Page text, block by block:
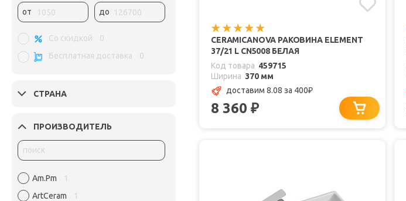
от до
Со скидкой
0
Бесплатная доставка
0
СТРАНА
ПРОИЗВОДИТЕЛЬ
Am.Pm
1
ArtCeram
1
CERAMICANOVA РАКОВИНА ELEMENT
37/21 L CN5008 БЕЛАЯ
Код товара 459715
Ширина 370 мм
доставим 8.08 за 400₽
8 360 ₽